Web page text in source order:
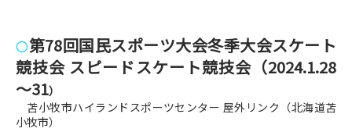
〇第78回国民スポーツ大会冬季大会スケート
競技会 スピードスケート競技会（2024.1.28
～31）
苫小牧市ハイランドスポーツセンター 屋外リンク（北海道苫
小牧市）